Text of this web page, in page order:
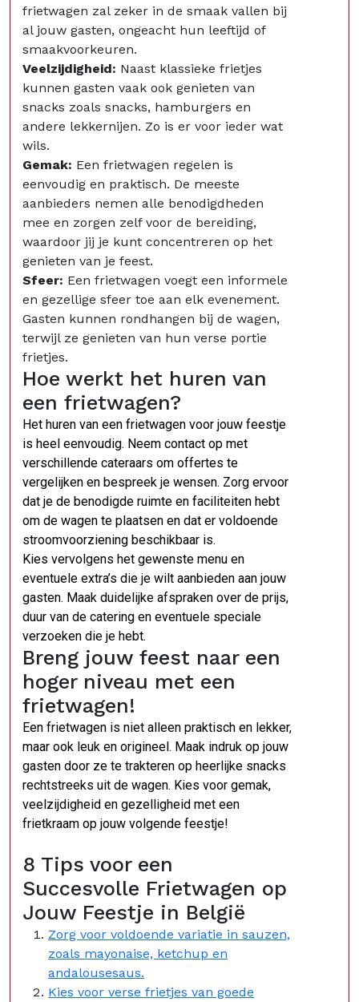
frietwagen zal zeker in de smaak vallen bij
al jouw gasten, ongeacht hun leeftijd of
smaakvoorkeuren.
Veelzijdigheid: Naast klassieke frietjes
kunnen gasten vaak ook genieten van
snacks zoals snacks, hamburgers en
andere lekkernijen. Zo is er voor ieder wat
wils.
Gemak: Een frietwagen regelen is
eenvoudig en praktisch. De meeste
aanbieders nemen alle benodigdheden
mee en zorgen zelf voor de bereiding,
waardoor jij je kunt concentreren op het
genieten van je feest.
Sfeer: Een frietwagen voegt een informele
en gezellige sfeer toe aan elk evenement.
Gasten kunnen rondhangen bij de wagen,
terwijl ze genieten van hun verse portie
frietjes.
Hoe werkt het huren van
een frietwagen?
Het huren van een frietwagen voor jouw feestje
is heel eenvoudig. Neem contact op met
verschillende cateraars om offertes te
vergelijken en bespreek je wensen. Zorg ervoor
dat je de benodigde ruimte en faciliteiten hebt
om de wagen te plaatsen en dat er voldoende
stroomvoorziening beschikbaar is.
Kies vervolgens het gewenste menu en
eventuele extra’s die je wilt aanbieden aan jouw
gasten. Maak duidelijke afspraken over de prijs,
duur van de catering en eventuele speciale
verzoeken die je hebt.
Breng jouw feest naar een
hoger niveau met een
frietwagen!
Een frietwagen is niet alleen praktisch en lekker,
maar ook leuk en origineel. Maak indruk op jouw
gasten door ze te trakteren op heerlijke snacks
rechtstreeks uit de wagen. Kies voor gemak,
veelzijdigheid en gezelligheid met een
frietkraam op jouw volgende feestje!
8 Tips voor een
Succesvolle Frietwagen op
Jouw Feestje in België
Zorg voor voldoende variatie in sauzen,
zoals mayonaise, ketchup en
andalousesaus.
Kies voor verse frietjes van goede